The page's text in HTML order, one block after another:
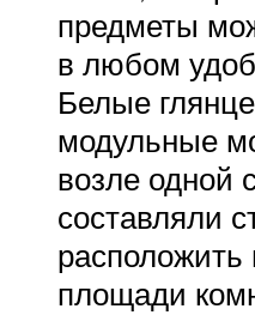
предметы
в любом
Белые
модульные
возле одной
составляли
площади